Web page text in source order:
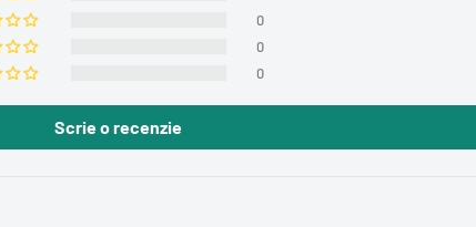
0
0
0
Scrie o recenzie